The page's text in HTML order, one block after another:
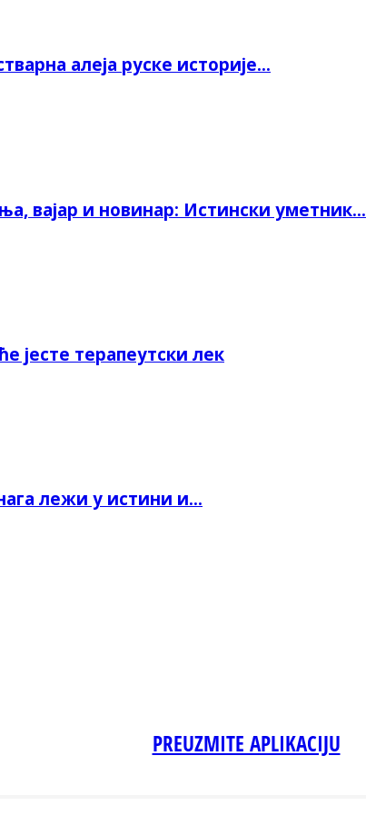
алеја руске историје...
вајар и новинар: Истински уметник...
јесте терапеутски лек
лежи у истини и...
PREUZMITE APLIKACIJU